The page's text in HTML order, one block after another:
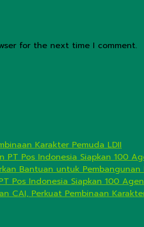
for the next time I comment.
Karakter Pemuda LDII
PT Pos Indonesia Siapkan 100
Bantuan untuk
Pos Indonesia Siapkan 100
CAI, Perkuat Pembinaan